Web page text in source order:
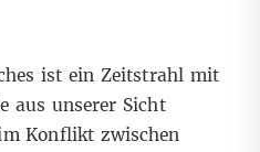
ist ein Zeitstrahl mit
aus unserer Sicht
Konflikt zwischen